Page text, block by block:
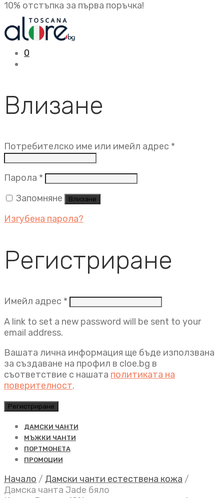
10% отстъпка за първа поръчка!
0
Влизане
Потребителско име или имейл адрес *
Парола * Задължително
Запомняне
Влизане
Изгубена парола?
Регистриране
Имейл адрес * Задължително
A link to set a new password will be sent to your
email address.
Вашата лична информация ще бъде използвана
за създаване на профил в cloe.bg в
съответствие с нашата политиката на
поверителност.
Регистриране
ДАМСКИ ЧАНТИ
МЪЖКИ ЧАНТИ
ПОРТМОНЕТА
ПРОМОЦИИ
Начало / Дамски чанти естествена кожа /
Дамска чанта Jade бяло